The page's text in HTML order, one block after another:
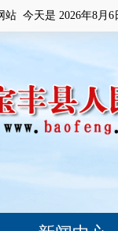
站 今天是 2026年8月6